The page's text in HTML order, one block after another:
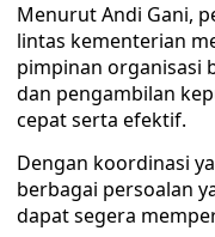
Menurut Andi Gani,
lintas kementerian
pimpinan organisasi
dan pengambilan
cepat serta efektif.
Dengan koordinasi
berbagai persoalan
dapat segera